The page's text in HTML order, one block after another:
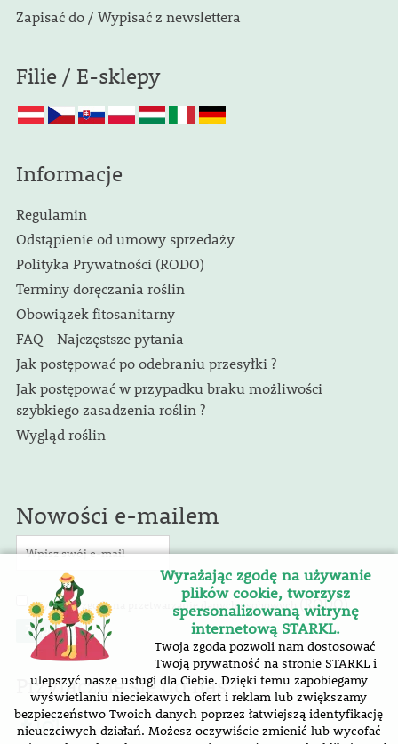
Zapisać do / Wypisać z newslettera
Filie / E-sklepy
Informacje
Regulamin
Odstąpienie od umowy sprzedaży
Polityka Prywatności (RODO)
Terminy doręczania roślin
Obowiązek fitosanitarny
FAQ - Najczęstsze pytania
Jak postępować po odebraniu przesyłki ?
Jak postępować w przypadku braku możliwości
szybkiego zasadzenia roślin ?
Wygląd roślin
Nowości e-mailem
Wyrażam zgodę na przetwarzanie danych osobowych (RODO)
Przyłączcie się do nas !
Wyrażając zgodę na używanie
plików cookie, tworzysz
spersonalizowaną witrynę
internetową STARKL.
Twoja zgoda pozwoli nam dostosować
Twoją prywatność na stronie STARKL i
ulepszyć nasze usługi dla Ciebie. Dzięki temu zapobiegamy
wyświetlaniu nieciekawych ofert i reklam lub zwiększamy
bezpieczeństwo Twoich danych poprzez łatwiejszą identyfikację
nieuczciwych działań. Możesz oczywiście zmienić lub wycofać